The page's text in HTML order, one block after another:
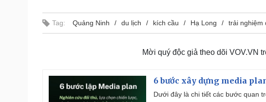
Tag: Quảng Ninh du lịch kích cầu Hạ Long trải nghiệm
Mời quý độc giả theo dõi VOV.VN
6 bước xây dựng media
Dưới đây là chi tiết các bước quan